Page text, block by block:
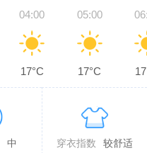
04:00
17°C
05:00
17°C
中 穿衣指数 较舒适